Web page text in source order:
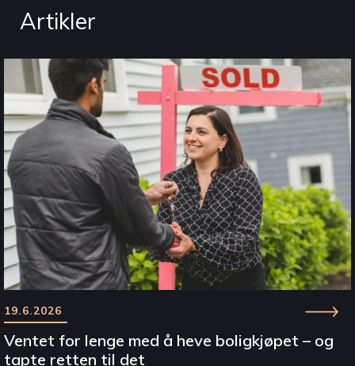
Artikler
19.6.2026
Ventet for lenge med å heve boligkjøpet – og
tapte retten til det